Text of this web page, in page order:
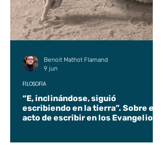
“E, inclinándose, siguió
escribiendo en la tierra”. Sobre el
acto de escribir en los Evangelios.
FILOSOFÍA
Benoit Mathot Flamand
9 jun